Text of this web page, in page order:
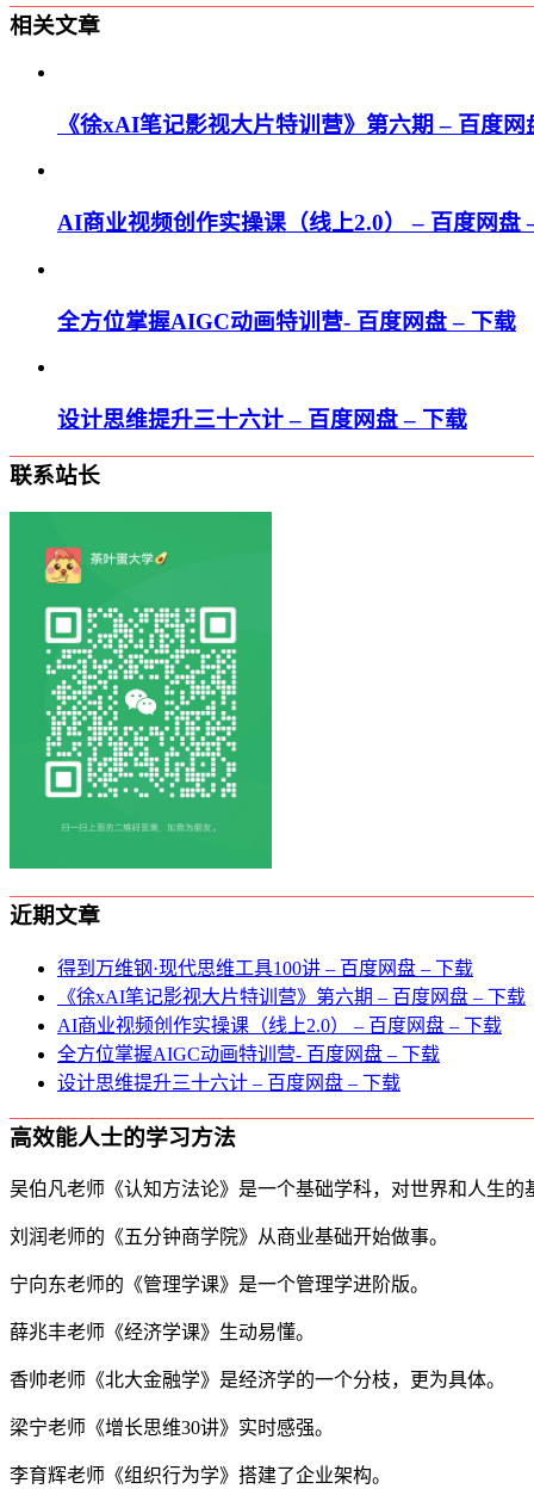
相关文章
《徐xAI笔记影视大片特训营》第六期 – 百度网
AI商业视频创作实操课（线上2.0） – 百度网盘
全方位掌握AIGC动画特训营- 百度网盘 – 下载
设计思维提升三十六计 – 百度网盘 – 下载
联系站长
近期文章
得到万维钢·现代思维⼯具100讲 – 百度网盘 – 下载
《徐xAI笔记影视大片特训营》第六期 – 百度网盘 – 下载
AI商业视频创作实操课（线上2.0） – 百度网盘 – 下载
全方位掌握AIGC动画特训营- 百度网盘 – 下载
设计思维提升三十六计 – 百度网盘 – 下载
高效能人士的学习方法
吴伯凡老师《认知方法论》是一个基础学科，对世界和人生的
刘润老师的《五分钟商学院》从商业基础开始做事。
宁向东老师的《管理学课》是一个管理学进阶版。
薛兆丰老师《经济学课》生动易懂。
香帅老师《北大金融学》是经济学的一个分枝，更为具体。
梁宁老师《增长思维30讲》实时感强。
李育辉老师《组织行为学》搭建了企业架构。